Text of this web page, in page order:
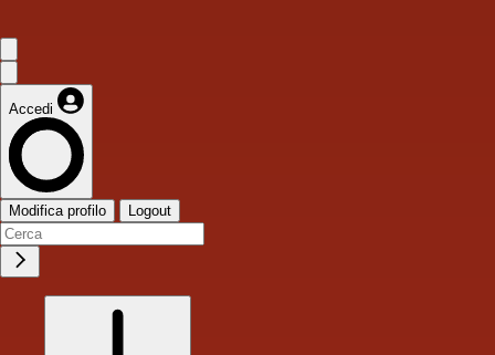
Accedi
Modifica profilo Logout